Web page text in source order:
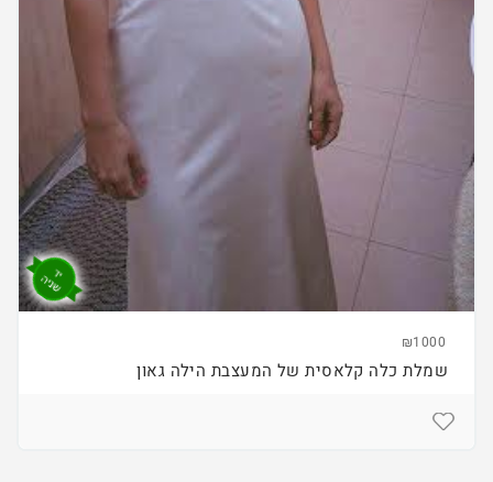
₪1000
שמלת כלה קלאסית של המעצבת הילה גאון